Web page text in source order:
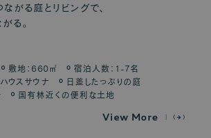
がる庭とリビングで、
る。
敷地：660㎡
宿泊人数：1-7名
ウスサウナ
日差したっぷりの庭
国有林近くの便利な土地
View More